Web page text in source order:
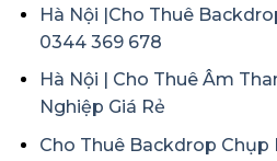
Hà Nội |Cho Thuê
0344 369 678
Hà Nội | Cho Thuê Âm
Nghiệp Giá Rẻ
Cho Thuê Backdrop Chụp